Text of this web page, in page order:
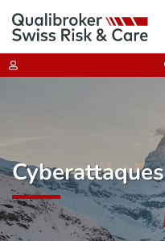
Cyberattaques